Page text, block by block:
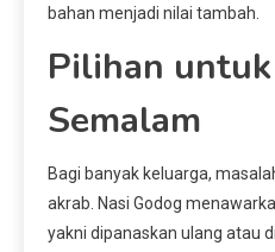
bahan menjadi nilai tambah.
Pilihan
Semalam
Bagi banyak keluarga,
akrab. Nasi Godog
yakni dipanaskan ulang atau